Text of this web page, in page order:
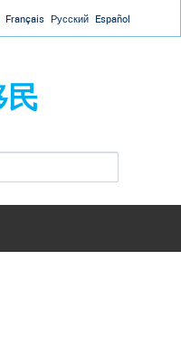
Français Русский Español